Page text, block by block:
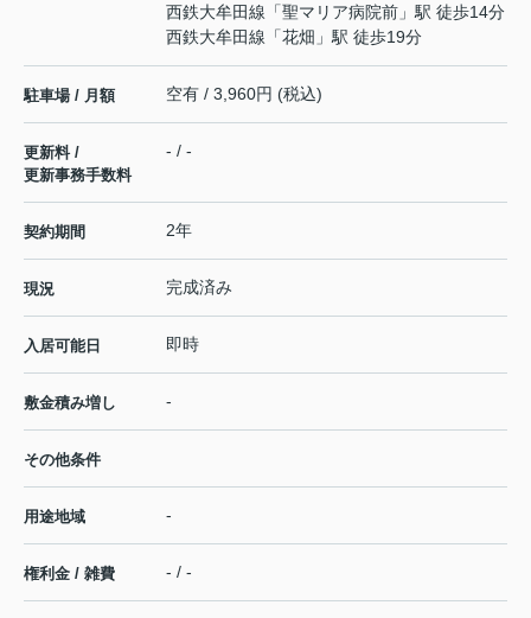
西鉄大牟田線 「聖マリア病院前 」駅 徒歩14分
西鉄大牟田線 「花畑 」駅 徒歩19分
駐車場 / 月額 空有 / 3,960円 (税込)
更新料 /
更新事務手数料
- / -
契約期間 2年
現況 完成済み
入居可能日 即時
敷金積み増し -
その他条件
用途地域 -
権利金 / 雑費 - / -